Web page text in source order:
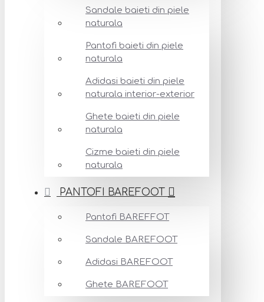
Sandale baieti din piele
naturala
Pantofi baieti din piele
naturala
Adidasi baieti din piele
naturala interior-exterior
Ghete baieti din piele
naturala
Cizme baieti din piele
naturala
PANTOFI BAREFOOT
Pantofi BAREFFOT
Sandale BAREFOOT
Adidasi BAREFOOT
Ghete BAREFOOT